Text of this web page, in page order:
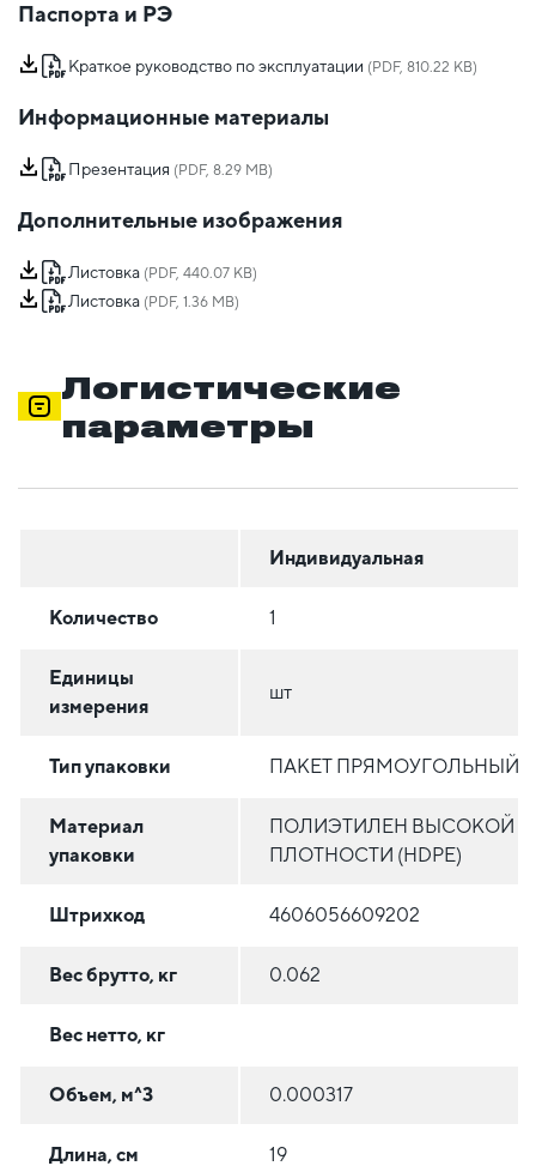
Паспорта и РЭ
Краткое руководство по эксплуатации (PDF, 810.22 KB)
Информационные материалы
Презентация (PDF, 8.29 MB)
Дополнительные изображения
Листовка (PDF, 440.07 KB)
Листовка (PDF, 1.36 MB)
Логистические
параметры
Индивидуальная
Количество 1
Единицы
измерения
шт
Тип упаковки ПАКЕТ ПРЯМОУГОЛЬНЫЙ
Материал
упаковки
ПОЛИЭТИЛЕН ВЫСОКОЙ
ПЛОТНОСТИ (HDPE)
Штрихкод 4606056609202
Вес брутто, кг 0.062
Вес нетто, кг
Объем, м^3 0.000317
Длина, см 19